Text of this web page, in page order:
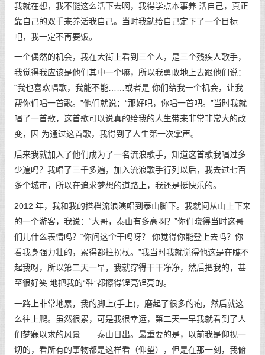
我就在想，我不能这么活下去啊，我得学点本事养 活自己，真正
靠自己的双手来养活我自己。当时我就给自己定下了一个目标
吧，我一定不再要饭。
一个偶然的机会，我在大街上看到三个人，是三个残疾人歌手，
我觉得我应该是他们其中一个嘛，所以我勇敢地上去跟他们说：
“我也喜欢唱歌，我能不能……或者是 你们给我一个机会，让我
帮你们唱一首歌。”他们就说：“那好吧，你唱一首吧。”当时我就
唱了一首歌，这首歌可以说真的给我的人生带来非常非常大的改
变，因 为通过这首歌，我得到了人生第一次掌声。
后来我就加入了他们成为了一名流浪歌手，知道这首歌我唱过多
少遍吗？我唱了三千多遍，加入流浪歌手行列以后，我去过七百
多个城市，所以在追求梦想的道路上，我还是挺快乐的。
2012 年，我和我的搭档流浪演唱到泰山脚下。我就问从山上下来
的一个游客，我说：“大哥，泰山有多高啊？”你们晓得当时这哥
们儿什么表情吗？“你问这个干吗呀？ 你觉得你能登上去吗？你
看我身强力壮的，累得都拄拐杖。”我当时我就觉得他这是在瞧不
起我呀，所以第二天一早，我就穿得干干净净，然后把我的，甚
至很好笑 地把我的“鞋”都擦得锃亮锃亮的。
一路上非常地累，我的脚上(手上)，磨起了很多的疱，然后就这
么往上爬。虽然很累，可是我很幸运，第二天一早我就看到了人
们梦寐以求的风景——泰山日出。最重要的是，以前我是仰视一
切的，看所有的事物都是这样看（仰望），但是在那一刻，我俯